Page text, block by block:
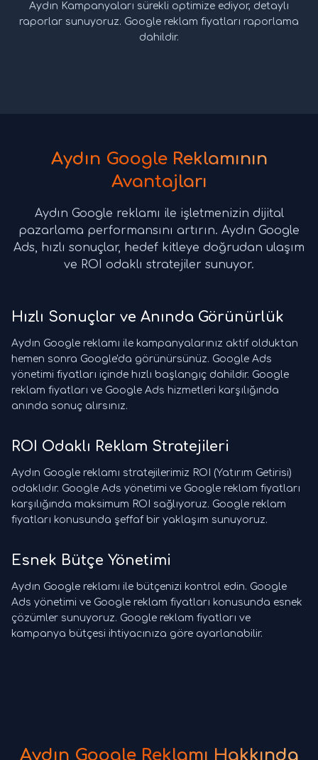
Aydın Kampanyaları sürekli optimize ediyor, detaylı
raporlar sunuyoruz. Google reklam fiyatları raporlama
dahildir.
Aydın Google Reklamının
Avantajları
Aydın Google reklamı ile işletmenizin dijital
pazarlama performansını artırın. Aydın Google
Ads, hızlı sonuçlar, hedef kitleye doğrudan ulaşım
ve ROI odaklı stratejiler sunuyor.
Hızlı Sonuçlar ve Anında Görünürlük
Aydın Google reklamı ile kampanyalarınız aktif olduktan
hemen sonra Google'da görünürsünüz. Google Ads
yönetimi fiyatları içinde hızlı başlangıç dahildir. Google
reklam fiyatları ve Google Ads hizmetleri karşılığında
anında sonuç alırsınız.
ROI Odaklı Reklam Stratejileri
Aydın Google reklamı stratejilerimiz ROI (Yatırım Getirisi)
odaklıdır. Google Ads yönetimi ve Google reklam fiyatları
karşılığında maksimum ROI sağlıyoruz. Google reklam
fiyatları konusunda şeffaf bir yaklaşım sunuyoruz.
Esnek Bütçe Yönetimi
Aydın Google reklamı ile bütçenizi kontrol edin. Google
Ads yönetimi ve Google reklam fiyatları konusunda esnek
çözümler sunuyoruz. Google reklam fiyatları ve
kampanya bütçesi ihtiyacınıza göre ayarlanabilir.
Aydın Google Reklamı Hakkında